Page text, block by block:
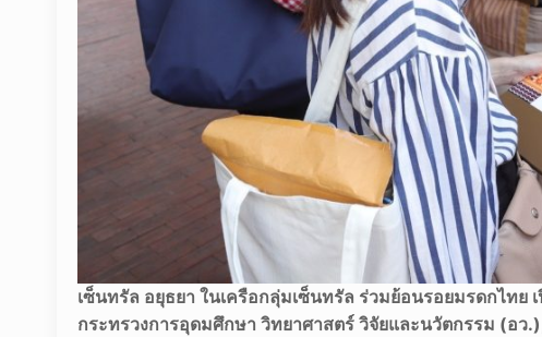
เซ็นทรัล อยุธยา ในเครือกลุ่มเซ็นทรัล ร่วมย้อนรอยมรดกไท
กระทรวงการอุดมศึกษา วิทยาศาสตร์ วิจัยและนวัตกรรม